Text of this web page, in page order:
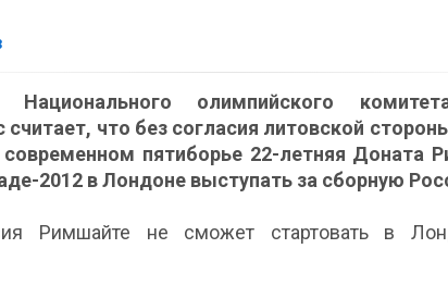
Национального олимпийского
что без согласия литовской
пятиборье 22-летняя Доната
2012 в Лондоне выступать за сборную
Римшайте не сможет стартовать в